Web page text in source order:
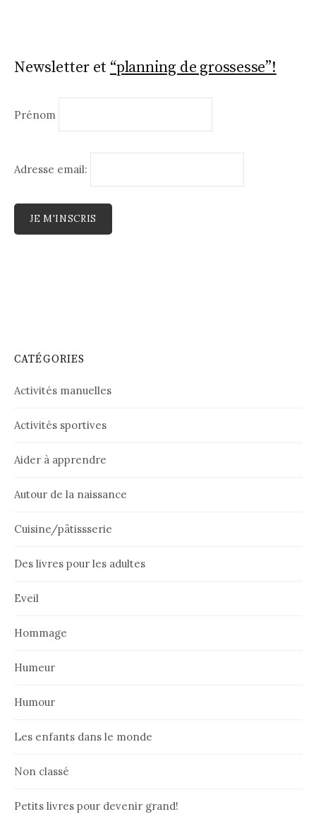
Newsletter et “planning de grossesse”!
Prénom
Adresse email:
CATÉGORIES
Activités manuelles
Activités sportives
Aider à apprendre
Autour de la naissance
Cuisine/pâtissserie
Des livres pour les adultes
Eveil
Hommage
Humeur
Humour
Les enfants dans le monde
Non classé
Petits livres pour devenir grand!